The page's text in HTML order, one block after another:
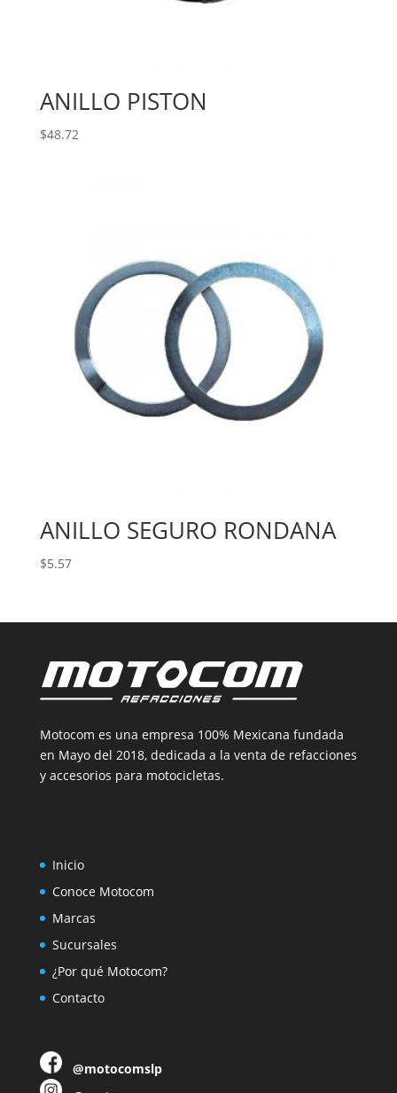
ANILLO PISTON
$48.72
ANILLO SEGURO RONDANA
$5.57
Motocom es una empresa 100% Mexicana fundada
en Mayo del 2018, dedicada a la venta de refacciones
y accesorios para motocicletas.
Inicio
Conoce Motocom
Marcas
Sucursales
¿Por qué Motocom?
Contacto
@motocomslp